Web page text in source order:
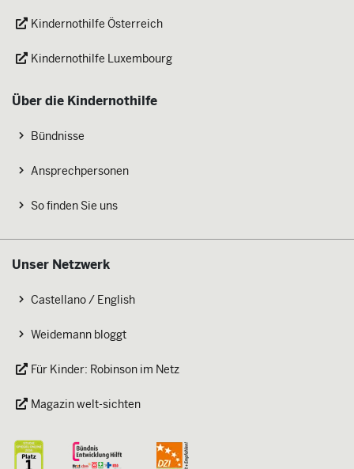
Kindernothilfe Österreich
Kindernothilfe Luxembourg
Über die Kindernothilfe
Bündnisse
Ansprechpersonen
So finden Sie uns
Unser Netzwerk
Castellano / English
Weidemann bloggt
Für Kinder: Robinson im Netz
Magazin welt-sichten